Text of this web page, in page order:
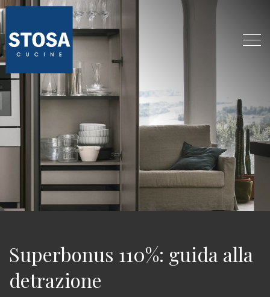
Superbonus 110%: guida alla
detrazione